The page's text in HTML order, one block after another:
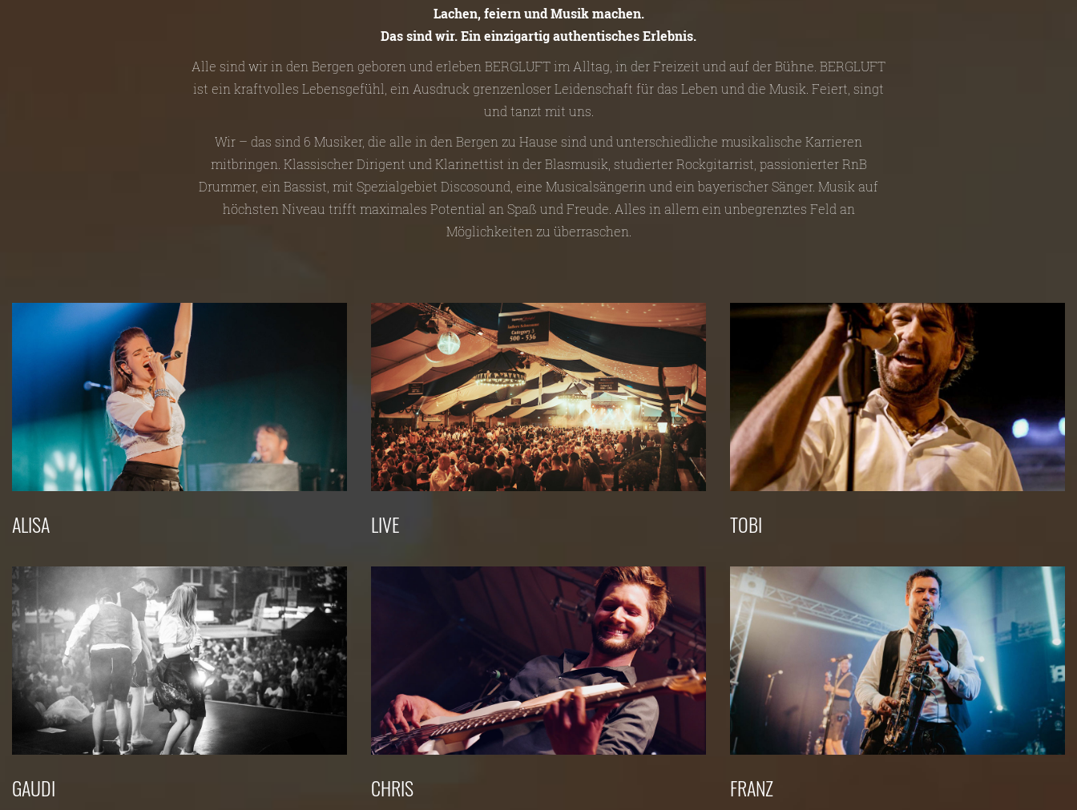
Lachen, feiern und Musik machen.
Das sind wir. Ein einzigartig authentisches Erlebnis.
Alle sind wir in den Bergen geboren und erleben BERGLUFT im Alltag, in der Freizeit und auf der Bühne. BERGLUFT
ist ein kraftvolles Lebensgefühl, ein Ausdruck grenzenloser Leidenschaft für das Leben und die Musik. Feiert, singt
und tanzt mit uns.
Wir – das sind 6 Musiker, die alle in den Bergen zu Hause sind und unterschiedliche musikalische Karrieren
mitbringen. Klassischer Dirigent und Klarinettist in der Blasmusik, studierter Rockgitarrist, passionierter RnB
Drummer, ein Bassist, mit Spezialgebiet Discosound, eine Musicalsängerin und ein bayerischer Sänger. Musik auf
höchsten Niveau trifft maximales Potential an Spaß und Freude. Alles in allem ein unbegrenztes Feld an
Möglichkeiten zu überraschen.
ALISA LIVE TOBI
GAUDI CHRIS FRANZ